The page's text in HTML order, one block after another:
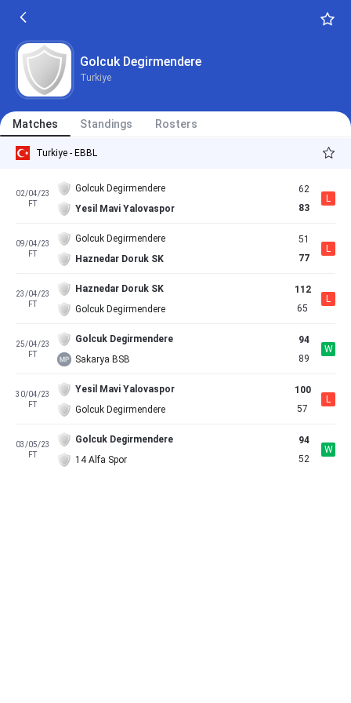
Golcuk Degirmendere
Turkiye
Matches Standings Rosters
Turkiye - EBBL
02/04/23
FT
Golcuk Degirmendere
Yesil Mavi Yalovaspor
62
83
L
09/04/23
FT
Golcuk Degirmendere
Haznedar Doruk SK
51
77
L
23/04/23
FT
Haznedar Doruk SK
Golcuk Degirmendere
112
65
L
25/04/23
FT
Golcuk Degirmendere
Sakarya BSB
94
89
W
30/04/23
FT
Yesil Mavi Yalovaspor
Golcuk Degirmendere
100
57
L
03/05/23
FT
Golcuk Degirmendere
14 Alfa Spor
94
52
W